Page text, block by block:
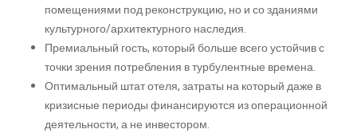
помещениями под реконструкцию, но и со зданиями
культурного/архитектурного наследия.
Премиальный гость, который больше всего устойчив с
точки зрения потребления в турбулентные времена.
Оптимальный штат отеля, затраты на который даже в
кризисные периоды финансируются из операционной
деятельности, а не инвестором.